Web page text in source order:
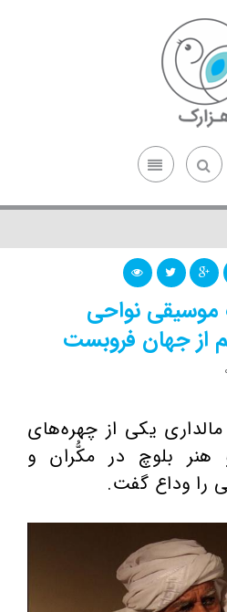
نواحی
از جهان فروبست
یکی از چهره‌های
بلوچ در مکُّران و
را وداع گفت.